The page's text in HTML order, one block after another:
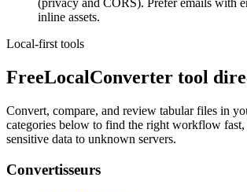
(privacy and CORS). Prefer emails with
inline assets.
Local-first tools
FreeLocalConverter tool
Convert, compare, and review tabular files in
categories below to find the right workflow
sensitive data to unknown servers.
Convertisseurs